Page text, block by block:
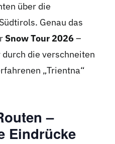
über die
Genau das
Snow Tour 2026–
die verschneiten
„Trientna“
–
Eindrücke